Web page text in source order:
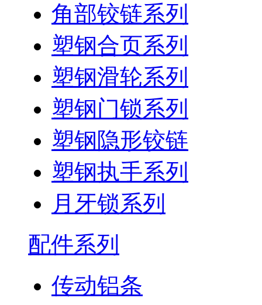
角部铰链系列
塑钢合页系列
塑钢滑轮系列
塑钢门锁系列
塑钢隐形铰链
塑钢执手系列
月牙锁系列
配件系列
传动铝条